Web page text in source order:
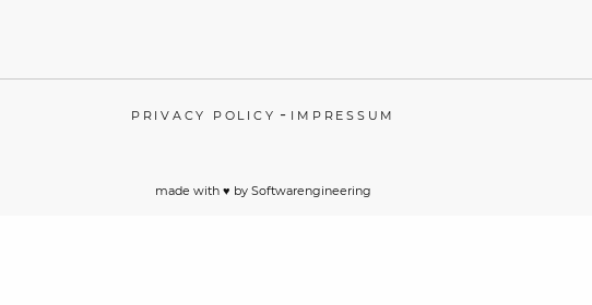
PRIVACY POLICY - IMPRESSUM
made with ♥️ by Softwarengineering